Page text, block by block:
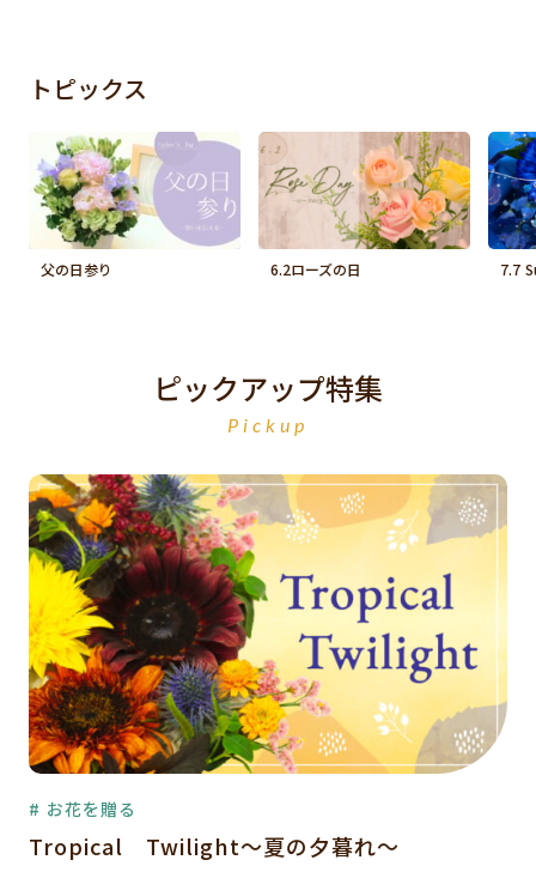
トピックス
父の日参り 6.2ローズの日 7.7
ピックアップ特集
Pickup
# お花を贈る
Tropical Twilight～夏の夕暮れ～